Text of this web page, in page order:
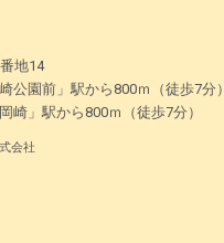
地14
公園前」駅から800ｍ（徒歩7分）
崎」駅から800ｍ（徒歩7分）
会社